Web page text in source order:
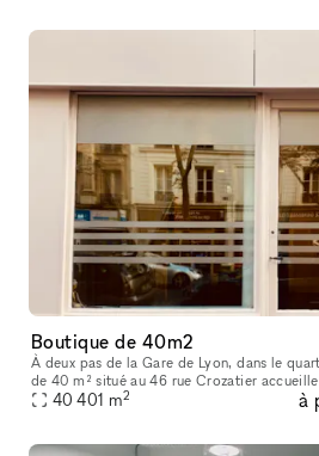
Boutique de 40m2
À deux pas de la Gare de Lyon, dans le
de 40 m² situé au 46 rue Crozatier
ventes privées, ateliers et événements
40 401 m2 à